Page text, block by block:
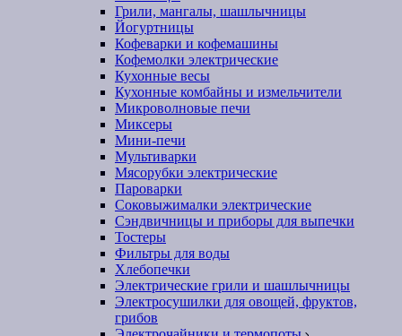
Грили, мангалы, шашлычницы
Йогуртницы
Кофеварки и кофемашины
Кофемолки электрические
Кухонные весы
Кухонные комбайны и измельчители
Микроволновые печи
Миксеры
Мини-печи
Мультиварки
Мясорубки электрические
Пароварки
Соковыжималки электрические
Сэндвичницы и приборы для выпечки
Тостеры
Фильтры для воды
Хлебопечки
Электрические грили и шашлычницы
Электросушилки для овощей, фруктов,
грибов